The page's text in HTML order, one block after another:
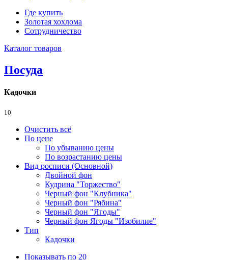
Где купить
Золотая хохлома
Сотрудничество
Каталог товаров
Посуда
Кадочки
10
Очистить всё
По цене
По убыванию цены
По возрастанию цены
Вид росписи (Основной)
Двойной фон
Кудрина "Торжество"
Черный фон "Клубника"
Черный фон "Рябина"
Черный фон "Ягоды"
Черный фон Ягоды "Изобилие"
Тип
Кадочки
Показывать по 20